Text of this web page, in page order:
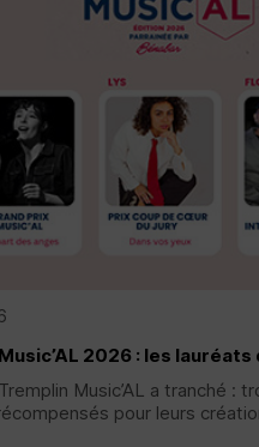
2026 : les
Music’AL a tranché :
pour leurs